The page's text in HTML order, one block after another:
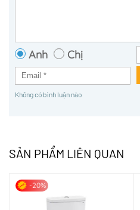
Anh Chị
Không có bình luận nào
SẢN PHẨM LIÊN QUAN
-20%